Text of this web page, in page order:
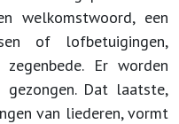
welkomstwoord, een
of lofbetuigingen,
Er worden
gezongen. Dat laatste,
van liederen, vormt